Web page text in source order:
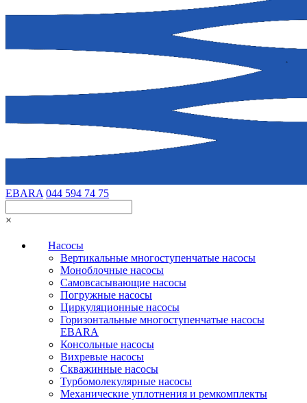
EBARA 044 594 74 75
×
Насосы
Вертикальные многоступенчатые насосы
Моноблочные насосы
Самовсасывающие насосы
Погружные насосы
Циркуляционные насосы
Горизонтальные многоступенчатые насосы
EBARA
Консольные насосы
Вихревые насосы
Скважинные насосы
Турбомолекулярные насосы
Механические уплотнения и ремкомплекты